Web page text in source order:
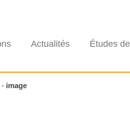
Actualités Études
- image